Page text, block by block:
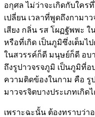
อกุศล ไม่ว่าจะเกิดกับใคร
เปลี่ยน เวลาที่พูดถึงกามา
เสียง กลิ่น รส โผฏฐัพพะ
หรือที่เกิด เป็นภูมิซึ่งเต็มไ
ในสวรรค์ก็ดี มนุษย์ก็ดี อ
ถึงรูปาวจรจภูมิ เป็นภูมิที่อ
ความติดข้องในกาม คือ รู
มาวจรจิตบางประเภทเกิ
เพราะฉะนั้น ต้องทราบว่า